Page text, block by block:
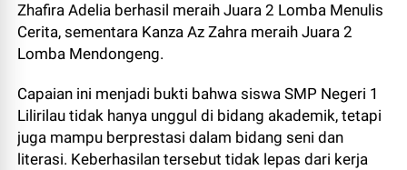
Zhafira Adelia berhasil meraih Juara 2 Lomba Menulis
Cerita, sementara Kanza Az Zahra meraih Juara 2
Lomba Mendongeng.
Capaian ini menjadi bukti bahwa siswa SMP Negeri 1
Lilirilau tidak hanya unggul di bidang akademik, tetapi
juga mampu berprestasi dalam bidang seni dan
literasi. Keberhasilan tersebut tidak lepas dari kerja